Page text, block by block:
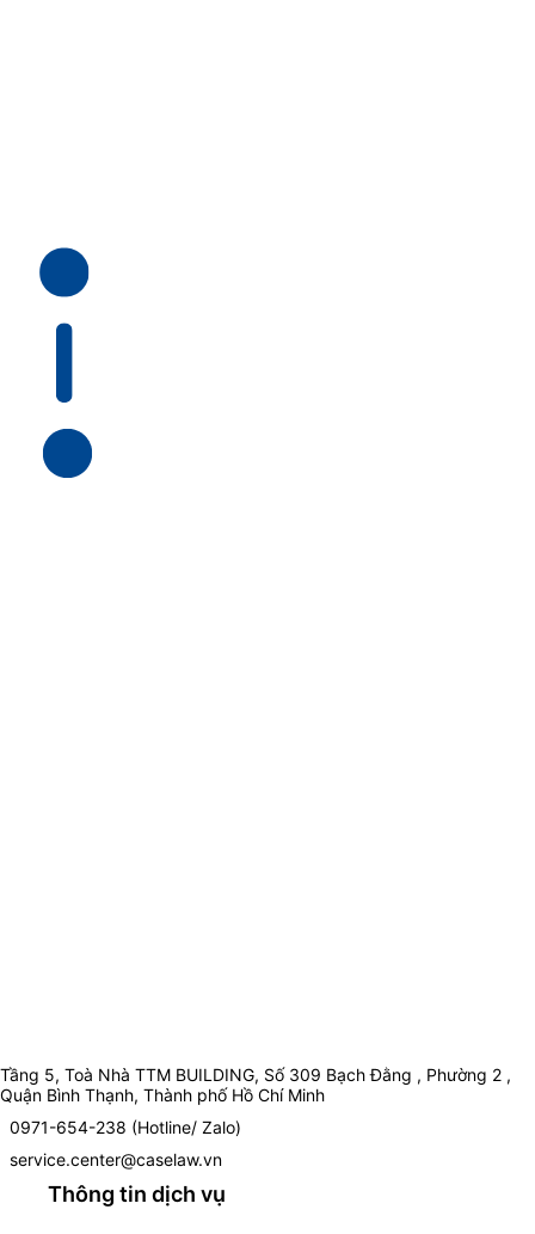
Tầng 5, Toà Nhà TTM BUILDING, Số 309 Bạch Đằng , Phường 2 ,
Quận Bình Thạnh, Thành phố Hồ Chí Minh
0971-654-238 (Hotline/ Zalo)
service.center@caselaw.vn
Thông tin dịch vụ